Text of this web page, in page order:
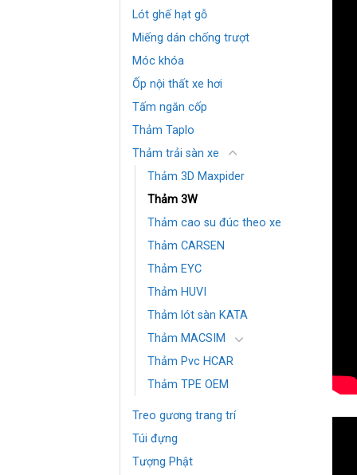
Lót ghế hạt gỗ
Miếng dán chống trượt
Móc khóa
Ốp nội thất xe hơi
Tấm ngăn cốp
Thảm Taplo
Thảm trải sàn xe
Thảm 3D Maxpider
Thảm 3W
Thảm cao su đúc theo xe
Thảm CARSEN
Thảm EYC
Thảm HUVI
Thảm lót sàn KATA
Thảm MACSIM
Thảm Pvc HCAR
Thảm TPE OEM
Treo gương trang trí
Túi đựng
Tượng Phật